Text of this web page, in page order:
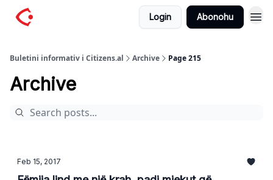
Login Abonohu
Buletini informativ i Citizens.al Archive Page 215
Archive
Feb 15, 2017